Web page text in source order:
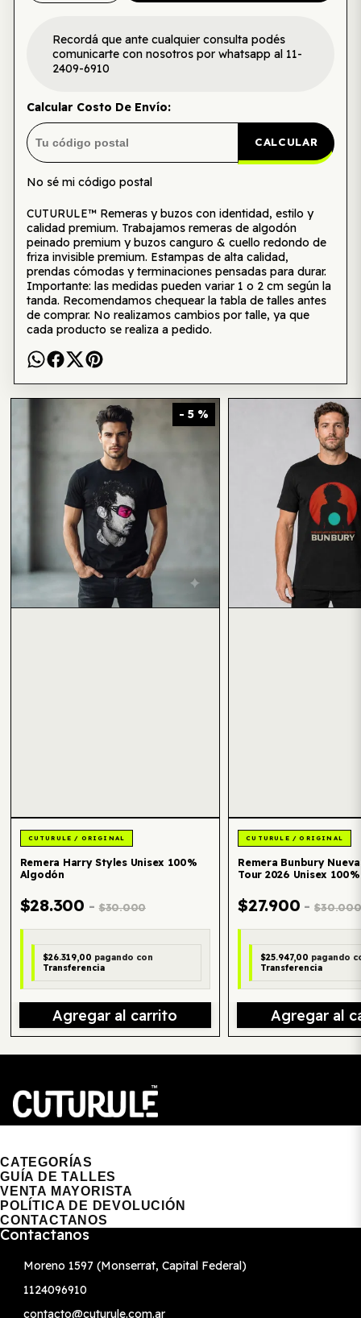
Recordá que ante cualquier consulta podés
comunicarte con nosotros por whatsapp al 11-
2409-6910
Calcular Costo De Envío:
CALCULAR
No sé mi código postal
CUTURULE™ Remeras y buzos con identidad, estilo y
calidad premium. Trabajamos remeras de algodón
peinado premium y buzos canguro & cuello redondo de
friza invisible premium. Estampas de alta calidad,
prendas cómodas y terminaciones pensadas para durar.
Importante: las medidas pueden variar 1 o 2 cm según la
tanda. Recomendamos chequear la tabla de talles antes
de comprar. No realizamos cambios por talle, ya que
cada producto se realiza a pedido.
Te puede interesar también
- 5 %
Remera Harry Styles Unisex 100%
Algodón
$28.300 - $30.000
$26.319,00 pagando con
Transferencia
Agregar al carrito
Remera Bunbury
Tour 2026 Unisex
$27.900 - $30.000
$25.947,00 pagando
Transferencia
Agregar al
CATEGORÍAS
GUÍA DE TALLES
VENTA MAYORISTA
POLÍTICA DE DEVOLUCIÓN
CONTACTANOS
Contactanos
Moreno 1597 (Monserrat, Capital Federal)
1124096910
contacto@cuturule.com.ar